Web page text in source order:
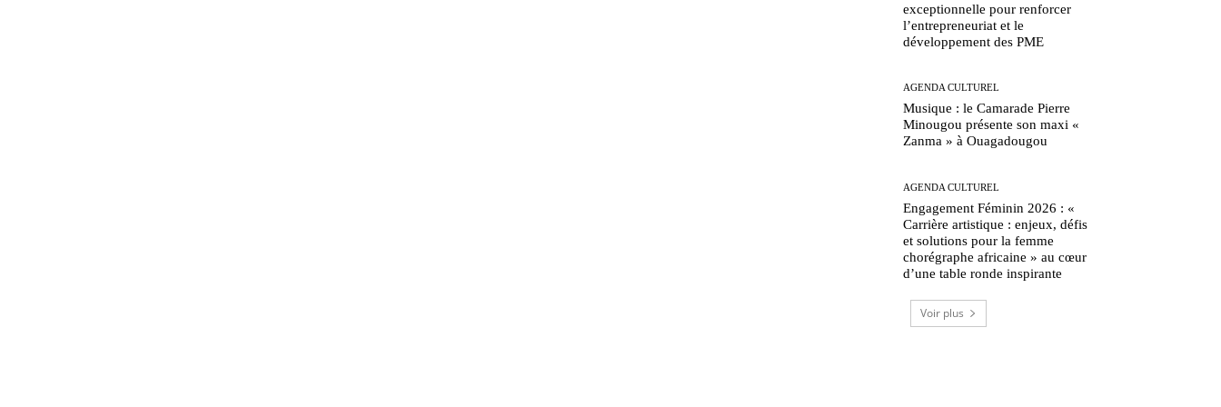
exceptionnelle pour renforcer
l’entrepreneuriat et le
développement des PME
AGENDA CULTUREL
Musique : le Camarade Pierre
Minougou présente son maxi «
Zanma » à Ouagadougou
AGENDA CULTUREL
Engagement Féminin 2026 : «
Carrière artistique : enjeux, défis
et solutions pour la femme
chorégraphe africaine » au cœur
d’une table ronde inspirante
Voir plus